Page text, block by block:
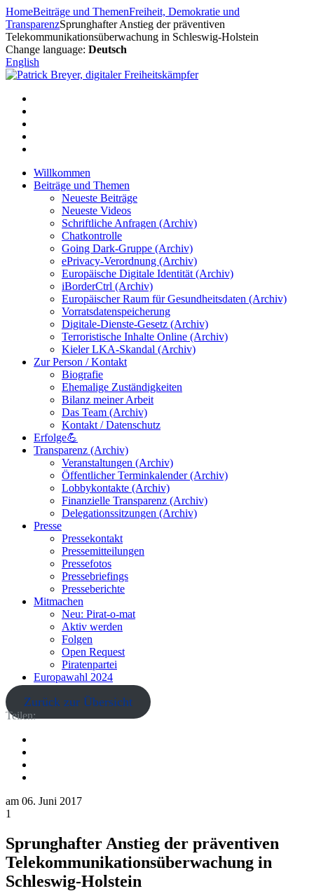
Zum
Inhalt
springen
HomeBeiträge und ThemenFreiheit, Demokratie und
TransparenzSprunghafter Anstieg der präventiven
Telekommunikationsüberwachung in Schleswig-Holstein
Change language: Deutsch
English
Willkommen
Beiträge und Themen
Neueste Beiträge
Neueste Videos
Schriftliche Anfragen (Archiv)
Chatkontrolle
Going Dark-Gruppe (Archiv)
ePrivacy-Verordnung (Archiv)
Europäische Digitale Identität (Archiv)
iBorderCtrl (Archiv)
Europäischer Raum für Gesundheitsdaten (Archiv)
Vorratsdatenspeicherung
Digitale-Dienste-Gesetz (Archiv)
Terroristische Inhalte Online (Archiv)
Kieler LKA-Skandal (Archiv)
Zur Person / Kontakt
Biografie
Ehemalige Zuständigkeiten
Bilanz meiner Arbeit
Das Team (Archiv)
Kontakt / Datenschutz
Erfolge💪
Transparenz (Archiv)
Veranstaltungen (Archiv)
Öffentlicher Terminkalender (Archiv)
Lobbykontakte (Archiv)
Finanzielle Transparenz (Archiv)
Delegationssitzungen (Archiv)
Presse
Pressekontakt
Pressemitteilungen
Pressefotos
Pressebriefings
Presseberichte
Mitmachen
Neu: Pirat-o-mat
Aktiv werden
Folgen
Open Request
Piratenpartei
Europawahl 2024
Zurück zur Übersicht
Teilen:
am 06. Juni 2017
1
Sprunghafter Anstieg der präventiven
Telekommunikationsüberwachung in
Schleswig-Holstein